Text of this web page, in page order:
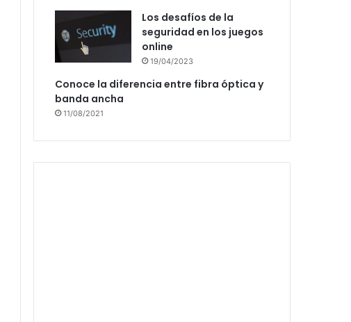
Los desafíos de la
seguridad en los juegos
online
19/04/2023
Conoce la diferencia entre fibra óptica y
banda ancha
11/08/2021